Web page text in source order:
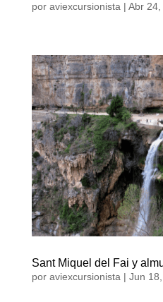
por aviexcursionista| Abr 24,
Sant Miquel del Fai y
por aviexcursionista| Jun